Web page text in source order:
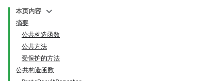
本页内容
摘要
公共构造函数
公共方法
受保护的方法
公共构造函数